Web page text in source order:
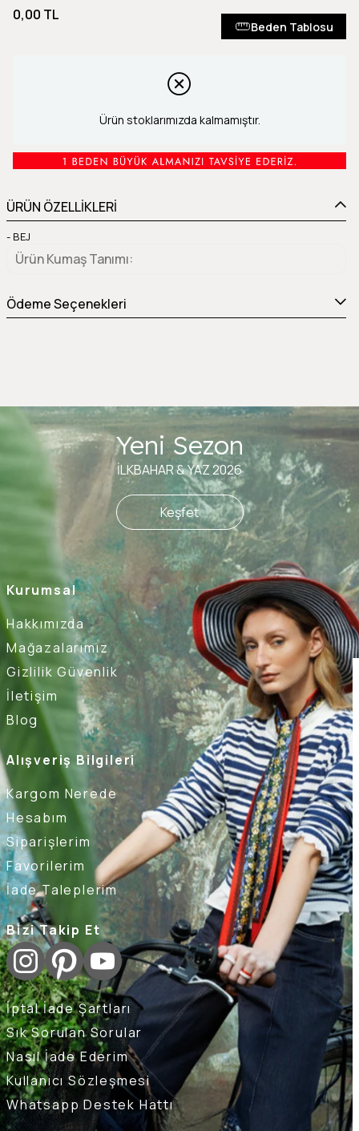
0,00 TL
Beden Tablosu
Ürün stoklarımızda kalmamıştır.
ÜRÜN ÖZELLİKLERİ
- BEJ
Ürün Kumaş Tanımı
Ödeme Seçenekleri
Kurumsal
Hakkımızda
Mağazalarımız
Gizlilik Güvenlik
İletişim
Blog
Alışveriş Bilgileri
Kargom Nerede
Hesabım
Siparişlerim
Favorilerim
İade Taleplerim
Bizi Takip Et
İptal İade Şartları
Sık Sorulan Sorular
Nasıl İade Ederim
Kullanıcı Sözleşmesi
Whatsapp Destek Hattı
Yeni Sezon
İLKBAHAR & YAZ 2026
Keşfet